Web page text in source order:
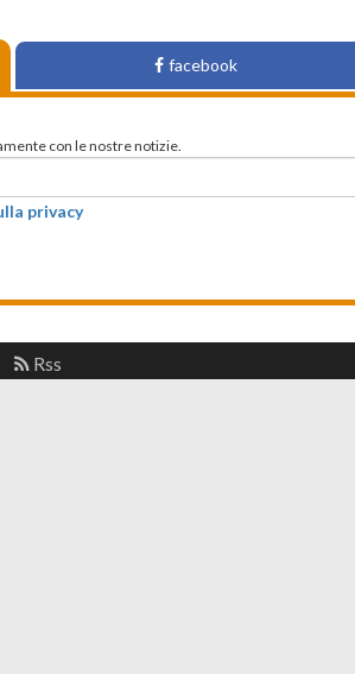
facebook
con le nostre notizie.
privacy
Rss